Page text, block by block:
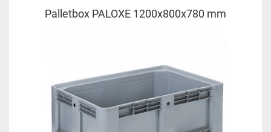
Palletbox PALOXE 1200x800x780 mm